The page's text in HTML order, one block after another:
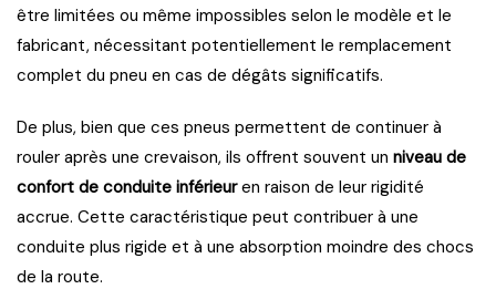
être limitées ou même impossibles selon le modèle et le
fabricant, nécessitant potentiellement le remplacement
complet du pneu en cas de dégâts significatifs.
De plus, bien que ces pneus permettent de continuer à
rouler après une crevaison, ils offrent souvent un niveau de
confort de conduite inférieuren raison de leur rigidité
accrue. Cette caractéristique peut contribuer à une
conduite plus rigide et à une absorption moindre des chocs
de la route.